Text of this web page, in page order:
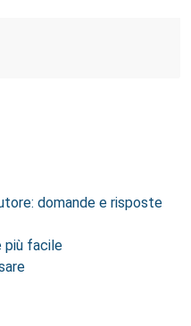
domande e risposte
più facile